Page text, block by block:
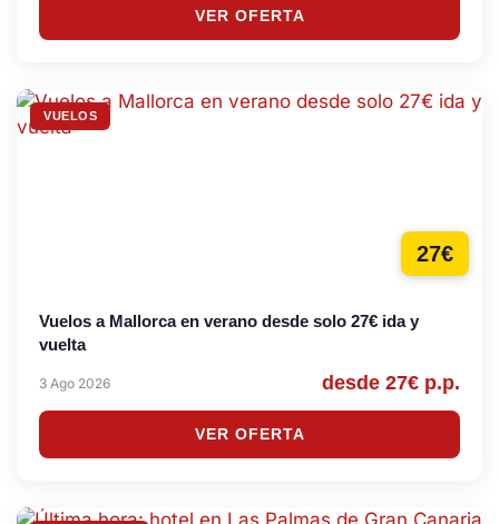
VER OFERTA
VUELOS
27€
Vuelos a Mallorca en verano desde solo 27€ ida y
vuelta
3 Ago 2026 desde 27€ p.p.
VER OFERTA